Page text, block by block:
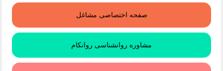
صفحه اختصاصی مشاغل
مشاوره روانشناسی روانکام